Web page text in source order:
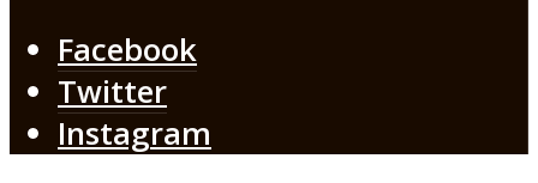
Facebook
Twitter
Instagram